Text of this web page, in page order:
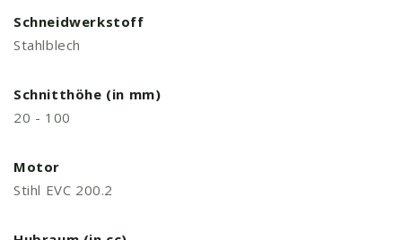
Schneidwerkstoff
Stahlblech
Schnitthöhe (in mm)
20 - 100
Motor
Stihl EVC 200.2